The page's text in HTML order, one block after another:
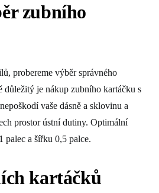
zubního
probereme výběr správného
důležitý je nákup zubního kartáčku s
vaše dásně a sklovinu a
prostor ústní dutiny. Optimální
palec a šířku 0,5 palce.
kartáčků